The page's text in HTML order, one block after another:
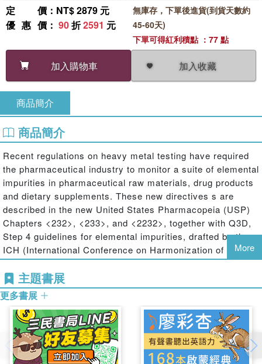
定價 ：NT$ 2879 元
優惠價 ： 90折2591 元
加入購物車 加入收藏
無庫存，下單後進貨(到貨天數約
45-60天)
下單可得紅利積點 ：77 點
商品簡介
商品簡介
Recent regulations on heavy metal testing have required
the pharmaceutical industry to monitor a suite of elemental
impurities in pharmaceutical raw materials, drug products
and dietary supplements. These new directives s are
described in the new United States Pharmacopeia (USP)
Chapters <232>, <233>, and <2232>, together with Q3D,
Step 4 guidelines for elemental impurities, drafted by the
ICH (International Conference on Harmonization of
Technical Requirements for Registration of
Pharmaceuticals for Human Use), a consortium of global
pharmaceutical associations, including the European
Pharmacopeia (Ph.Eur.), the Japanese Pharmacopeia (JP)
and the USP. This book provides a complete guide to the
analytical methodology, instrumental techniques and
sample preparation procedures used for measuring
elemental impurities in pharmaceutical and nutraceutical
More
主題書展
更多書展